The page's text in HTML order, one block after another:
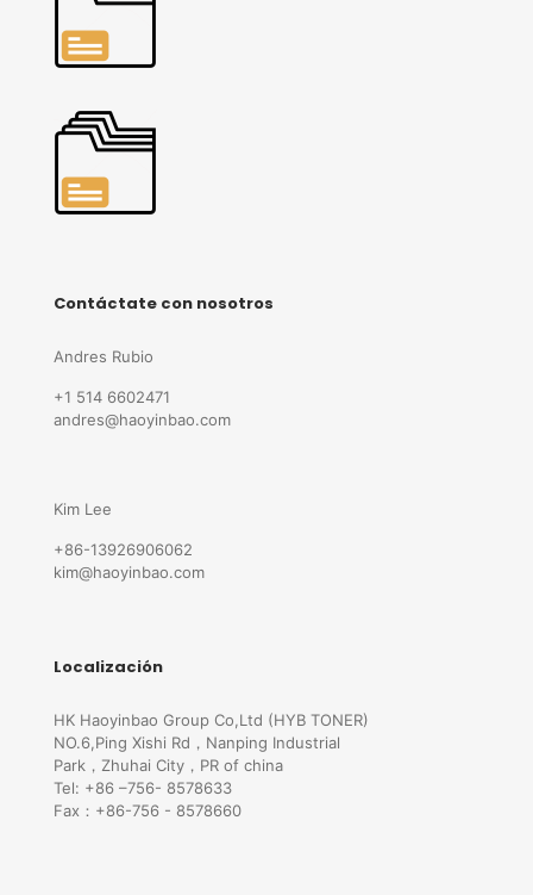
Contáctate con nosotros
Andres Rubio
+1 514 6602471
andres@haoyinbao.com
Kim Lee
+86-13926906062
kim@haoyinbao.com
Localización
HK Haoyinbao Group Co,Ltd (HYB TONER)
NO.6,Ping Xishi Rd，Nanping Industrial
Park，Zhuhai City，PR of china
Tel: +86 –756- 8578633
Fax：+86-756 - 8578660